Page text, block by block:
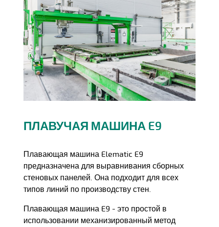
ПЛАВУЧАЯ МАШИНА E9
Плавающая машина Elematic E9
предназначена для выравнивания сборных
стеновых панелей. Она подходит для всех
типов линий по производству стен.
Плавающая машина E9 - это простой в
использовании механизированный метод